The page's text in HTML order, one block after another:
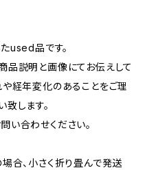
used品です。
品説明と画像にてお伝えして
経年変化のあることをご理
します。
い合わせください。
合、小さく折り畳んで発送